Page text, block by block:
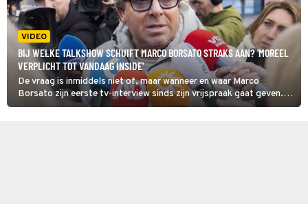
VIDEO
BIJ WELKE TALKSHOW SCHUIFT MARCO BORSATO STRAKS AAN? 'MOREEL
VERPLICHT TOT VANDAAG INSIDE'
De vraag is inmiddels niet of, maar wanneer en waar Marco
Borsato zijn eerste tv-interview sinds zijn vrijspraak gaat geven. In
Vandaag Inside voorspelt Tina Nijkamp bij welke talkshow de